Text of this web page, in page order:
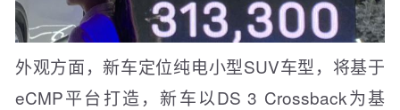
外观方面，新车定位纯电小型SUV车型，将基于
eCMP平台打造，新车以DS 3 Crossback为基